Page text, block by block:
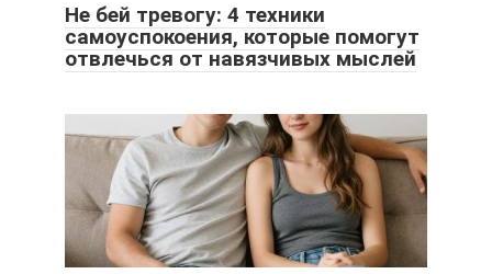
Не бей тревогу: 4 техники
самоуспокоения, которые помогут
отвлечься от навязчивых мыслей